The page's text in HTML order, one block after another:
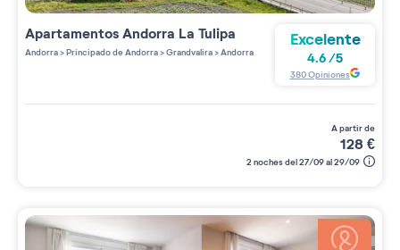
ApartamentosAndorra La Tulipa
Andorra>Principado de Andorra>Grandvalira>Andorra
Excelente
4.6/5
380Opiniones
a partir de
128€
2 noches del 27/09 al 29/09